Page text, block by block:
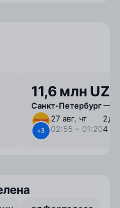
11,6 млн UZS
Санкт-Петербург —
+3
27 авг, чт
02:55 – 01:20
2 ⁠д
4